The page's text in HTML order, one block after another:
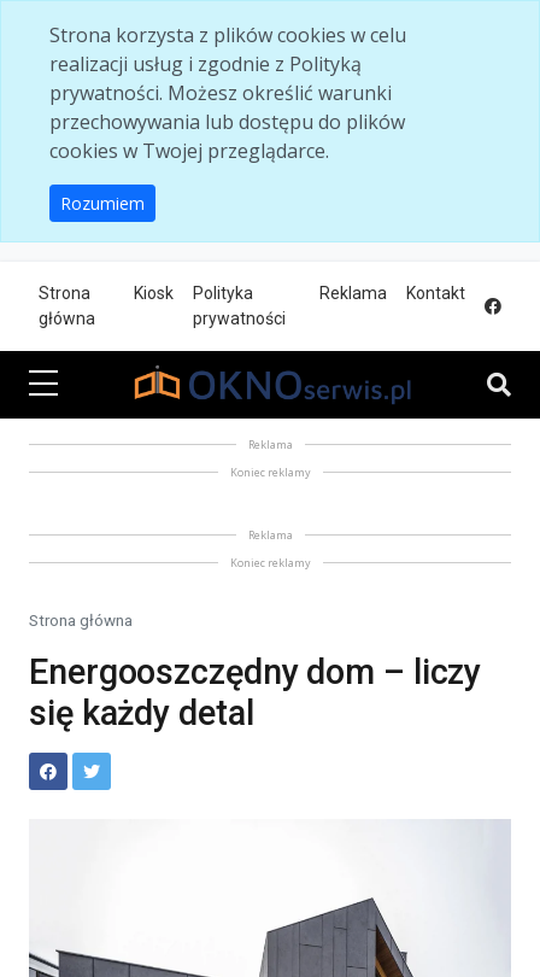
Strona korzysta z plików cookies w celu
realizacji usług i zgodnie z Polityką
prywatności. Możesz określić warunki
przechowywania lub dostępu do plików
cookies w Twojej przeglądarce.
Rozumiem
Strona
główna
Kiosk
Polityka
prywatności
Reklama Kontakt
Reklama
Koniec reklamy
Reklama
Koniec reklamy
Strona główna
Energooszczędny dom – liczy
się każdy detal